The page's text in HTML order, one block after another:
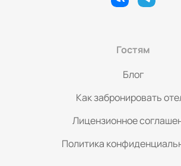
Гостям
Блог
Как забронировать
Лицензионное
Политика